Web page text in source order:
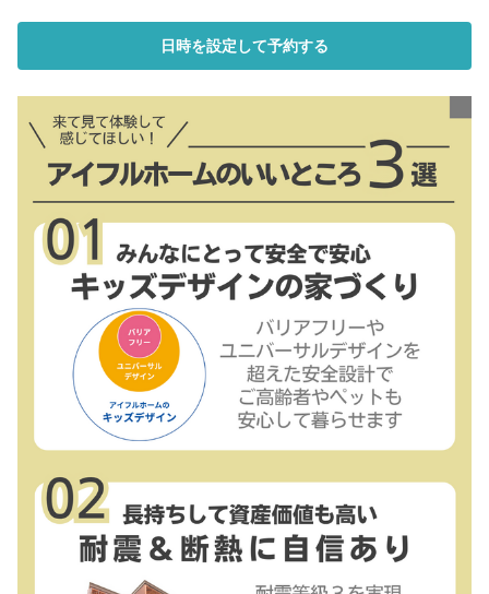
日時を設定して予約する